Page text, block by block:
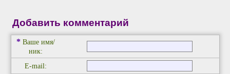
Добавить комментарий
* Ваше имя/
ник:
E-mail: